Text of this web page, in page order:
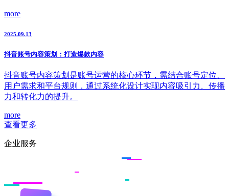
more
2025.09.13
抖音账号内容策划：打造爆款内容
抖音账号内容策划是账号运营的核心环节，需结合账号定位、
用户需求和平台规则，通过系统化设计实现内容吸引力、传播
力和转化力的提升。
more
查看更多
企业服务